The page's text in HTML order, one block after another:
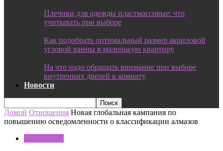
Плечики для одежды пластмассовые: что
учитывать при выборе
Как подобрать оптимальный размер акриловой
угловой ванны в маленькую квартиру
На что надо обращать внимание при выборе
внутренних дверей в комнату
Новости
Домой Отношения Новая глобальная кампания по
повышению осведомленности о классификации алмазов